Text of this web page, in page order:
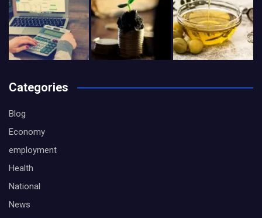
Categories
Blog
Economy
employment
Health
National
News